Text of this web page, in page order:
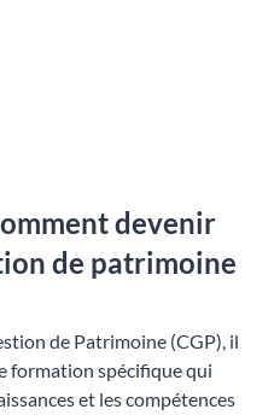
devenir
de patrimoine
de Patrimoine (CGP), il
formation spécifique qui
et les compétences